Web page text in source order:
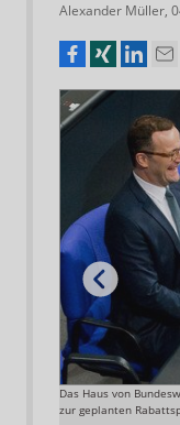
Alexander Müller,
Das Haus von
zur geplanten